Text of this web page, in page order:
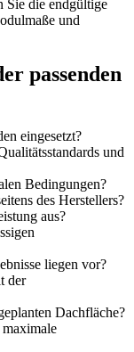
Sie die endgültige
und
passenden
eingesetzt?
und
Bedingungen?
des Herstellers?
aus?
liegen vor?
der
Dachfläche?